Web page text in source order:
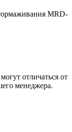
MRD-
отличаться от
менеджера.